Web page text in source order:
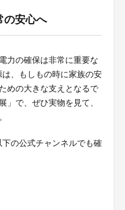
の安心へ
力の確保は非常に重要な
、もしもの時に家族の安
めの大きな支えとなるで
」で、ぜひ実物を見て、
の公式チャンネルでも確